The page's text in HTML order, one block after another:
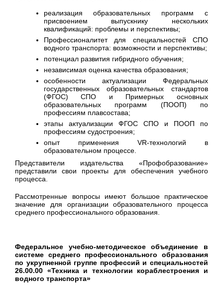
реализация образовательных программ с
присвоением выпускнику нескольких
квалификаций: проблемы и перспективы;
Профессионалитет для специальностей СПО
водного транспорта: возможности и перспективы;
потенциал развития гибридного обучения;
независимая оценка качества образования;
особенности актуализации Федеральных
государственных образовательных стандартов
(ФГОС) СПО и Примерных основных
образовательных программ (ПООП) по
профессиям плавсостава;
этапы актуализации ФГОС СПО и ПООП по
профессиям судостроения;
опыт применения VR-технологий в
образовательном процессе.
Представители издательства «Профобразование»
представили свои проекты для обеспечения учебного
процесса.
Рассмотренные вопросы имеют большое практическое
значение для организации образовательного процесса
среднего профессионального образования.
Федеральное учебно-методическое объединение в
системе среднего профессионального образования
по укрупненной группе профессий и специальностей
26.00.00 «Техника и технологии кораблестроения и
водного транспорта»